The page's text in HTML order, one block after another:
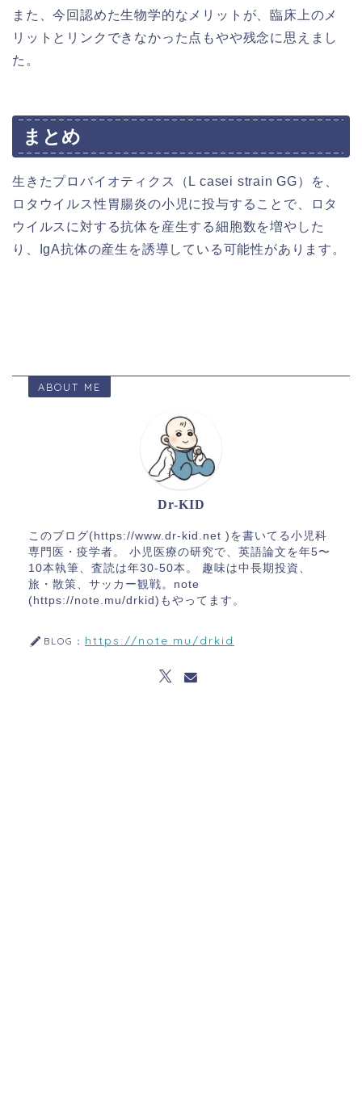
また、今回認めた生物学的なメリットが、臨床上のメ
リットとリンクできなかった点もやや残念に思えまし
た。
まとめ
生きたプロバイオティクス（L casei strain GG）を、
ロタウイルス性胃腸炎の小児に投与することで、ロタ
ウイルスに対する抗体を産生する細胞数を増やした
り、IgA抗体の産生を誘導している可能性があります。
ABOUT ME
Dr-KID
このブログ(https://www.dr-kid.net )を書いてる小児科
専門医・疫学者。 小児医療の研究で、英語論文を年5〜
10本執筆、査読は年30-50本。 趣味は中長期投資、
旅・散策、サッカー観戦。note
(https://note.mu/drkid)もやってます。
BLOG： https://note.mu/drkid